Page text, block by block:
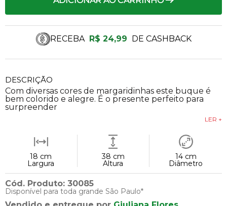
DESCRIÇÃO
Com diversas cores de margaridinhas este buque é
bem colorido e alegre. É o presente perfeito para
surpreender
LER +
18 cm
Largura
38 cm
Altura
14 cm
Diâmetro
Cód. Produto: 30085
Disponível para toda grande São Paulo*
RECEBA R$ 24,99 DE CASHBACK